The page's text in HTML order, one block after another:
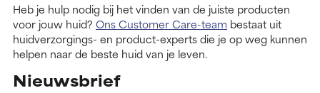
Heb je hulp nodig bij het vinden van de juiste producten
voor jouw huid? Ons Customer Care-team bestaat uit
huidverzorgings- en product-experts die je op weg kunnen
helpen naar de beste huid van je leven.
Nieuwsbrief